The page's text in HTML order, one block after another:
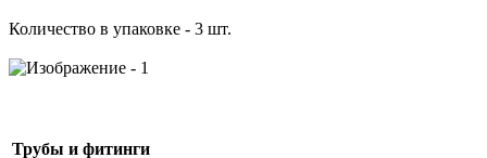
Количество в упаковке - 3 шт.
Трубы и фитинги